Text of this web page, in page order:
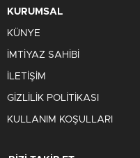
KURUMSAL
KÜNYE
İMTİYAZ SAHİBİ
İLETİŞİM
GİZLİLİK POLİTİKASI
KULLANIM KOŞULLARI